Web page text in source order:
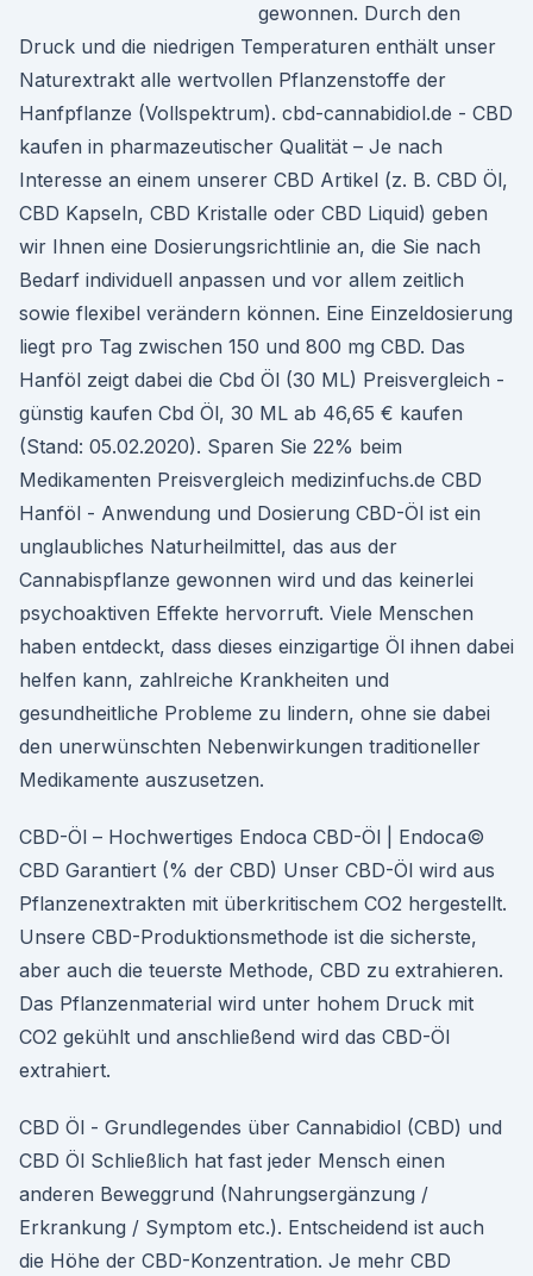
gewonnen. Durch den
Druck und die niedrigen Temperaturen enthält unser
Naturextrakt alle wertvollen Pflanzenstoffe der
Hanfpflanze (Vollspektrum). cbd-cannabidiol.de - CBD
kaufen in pharmazeutischer Qualität – Je nach
Interesse an einem unserer CBD Artikel (z. B. CBD Öl,
CBD Kapseln, CBD Kristalle oder CBD Liquid) geben
wir Ihnen eine Dosierungsrichtlinie an, die Sie nach
Bedarf individuell anpassen und vor allem zeitlich
sowie flexibel verändern können. Eine Einzeldosierung
liegt pro Tag zwischen 150 und 800 mg CBD. Das
Hanföl zeigt dabei die Cbd Öl (30 ML) Preisvergleich -
günstig kaufen Cbd Öl, 30 ML ab 46,65 € kaufen
(Stand: 05.02.2020). Sparen Sie 22% beim
Medikamenten Preisvergleich medizinfuchs.de CBD
Hanföl - Anwendung und Dosierung CBD-Öl ist ein
unglaubliches Naturheilmittel, das aus der
Cannabispflanze gewonnen wird und das keinerlei
psychoaktiven Effekte hervorruft. Viele Menschen
haben entdeckt, dass dieses einzigartige Öl ihnen dabei
helfen kann, zahlreiche Krankheiten und
gesundheitliche Probleme zu lindern, ohne sie dabei
den unerwünschten Nebenwirkungen traditioneller
Medikamente auszusetzen.
CBD-Öl – Hochwertiges Endoca CBD-Öl | Endoca©
CBD Garantiert (% der CBD) Unser CBD-Öl wird aus
Pflanzenextrakten mit überkritischem CO2 hergestellt.
Unsere CBD-Produktionsmethode ist die sicherste,
aber auch die teuerste Methode, CBD zu extrahieren.
Das Pflanzenmaterial wird unter hohem Druck mit
CO2 gekühlt und anschließend wird das CBD-Öl
extrahiert.
CBD Öl - Grundlegendes über Cannabidiol (CBD) und
CBD Öl Schließlich hat fast jeder Mensch einen
anderen Beweggrund (Nahrungsergänzung /
Erkrankung / Symptom etc.). Entscheidend ist auch
die Höhe der CBD-Konzentration. Je mehr CBD